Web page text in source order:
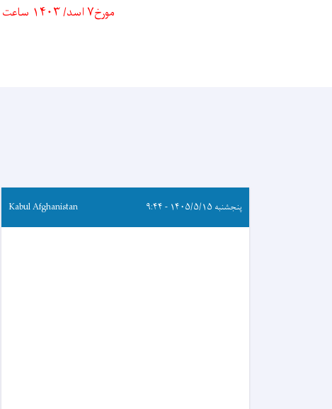
مورخ۷ اسد / ۱۴۰۳ ساعت
پنجشنبه ۱۴۰۵/۵/۱۵ - ۹:۴۴ Kabul Afghanistan